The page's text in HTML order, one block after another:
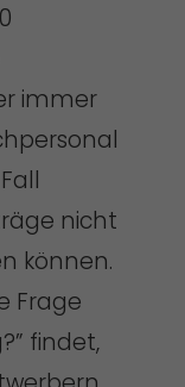
immer
nicht
können.
Frage
findet,